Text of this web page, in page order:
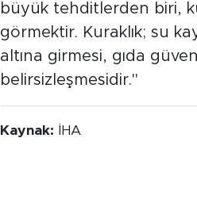
büyük tehditlerden biri,
görmektir. Kuraklık; su
altına girmesi, gıda
belirsizleşmesidir."
Kaynak: İHA